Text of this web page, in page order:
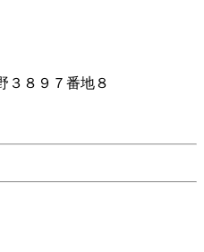
３８９７番地８